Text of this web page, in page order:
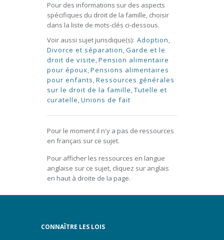
Pour des informations sur des aspects
spécifiques du droit de la famille, choisir
dans la liste de mots-clés ci-dessous.
Voir aussi sujet jurisdique(s): Adoption,
Divorce et séparation,Garde et le
droit de visite,Pension alimentaire
pour époux,Pensions alimentaires
pour enfants,Ressources générales
sur le droit de la famille,Tutelle et
curatelle,Unions de fait
Pour le moment il n'y a pas de ressources
en français sur ce sujet.
Pour afficher les ressources en langue
anglaise sur ce sujet, cliquez sur anglais
en haut à droite de la page.
CONNAÎTRE LES LOIS